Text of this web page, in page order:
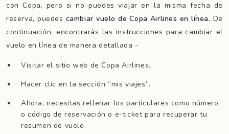
con Copa, pero si no puedes viajar en la misma fecha de
reserva, puedes cambiar vuelo de Copa Airlines en línea. De
continuación, encontrarás las instrucciones para cambiar el
vuelo en línea de manera detallada -
Visitar el sitio web de Copa Airlines.
Hacer clic en la sección “mis viajes”.
Ahora, necesitas rellenar los particulares como número
o código de reservación o e-ticket para recuperar tu
resumen de vuelo.